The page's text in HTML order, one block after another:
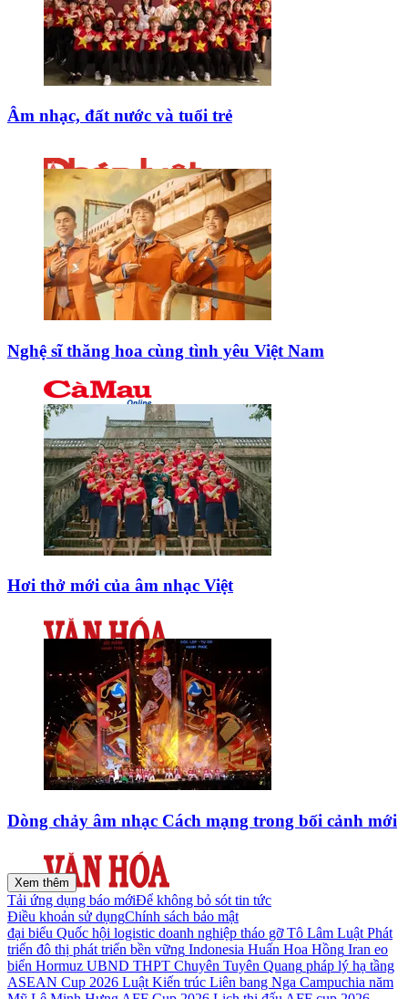
Âm nhạc, đất nước và tuổi trẻ
Nghệ sĩ thăng hoa cùng tình yêu Việt Nam
Hơi thở mới của âm nhạc Việt
Dòng chảy âm nhạc Cách mạng trong bối cảnh mới
Xem thêm
Tải ứng dụng báo mớiĐể không bỏ sót tin tức
Điều khoản sử dụngChính sách bảo mật
đại biểu Quốc hội logistic doanh nghiệp tháo gỡ Tô Lâm Luật Phát
triển đô thị phát triển bền vững Indonesia Huấn Hoa Hồng Iran eo
biển Hormuz UBND THPT Chuyên Tuyên Quang pháp lý hạ tầng
ASEAN Cup 2026 Luật Kiến trúc Liên bang Nga Campuchia năm